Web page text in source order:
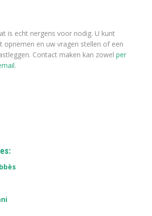
is echt nergens voor nodig. U kunt
opnemen en uw vragen stellen of een
Contact maken kan zowel per
.